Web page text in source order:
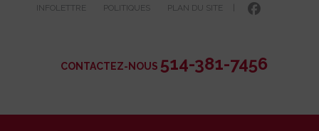
INFOLETTRE POLITIQUES PLAN DU SITE
CONTACTEZ-NOUS 514-381-7456